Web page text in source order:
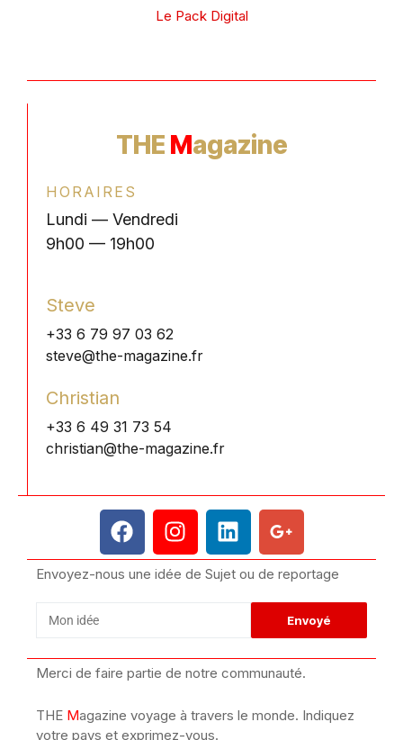
Le Pack Digital
THE Magazine
HORAIRES
Lundi — Vendredi
9h00 — 19h00
Steve
+33 6 79 97 03 62
steve@the-magazine.fr
Christian
+33 6 49 31 73 54
christian@the-magazine.fr
Envoyez-nous une idée de Sujet ou de reportage
Merci de faire partie de notre communauté.
THE Magazine voyage à travers le monde. Indiquez
votre pays et exprimez-vous.